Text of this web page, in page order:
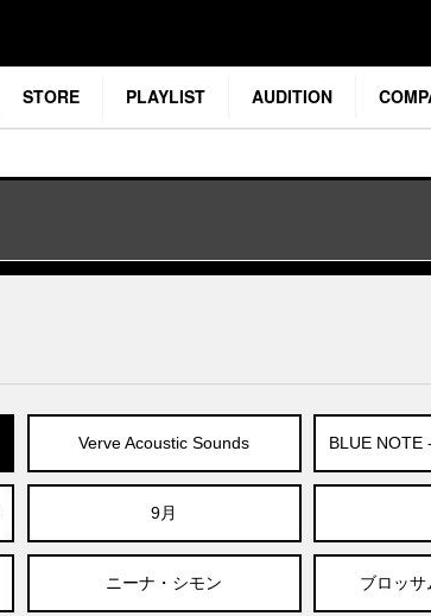
STORE PLAYLIST AUDITION
Verve Acoustic Sounds BLUE NOTE
9月
ニーナ・シモン ブロッ